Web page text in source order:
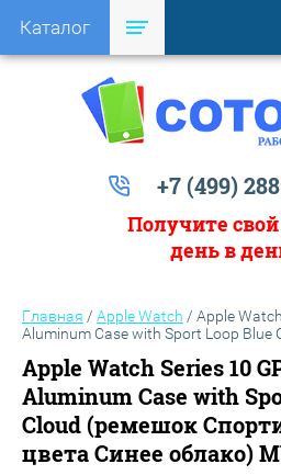
Каталог
+7 (499)
Получите свой
день в
Главная / Apple Watch / Apple
Aluminum Case with Sport Loop Blue
Apple Watch Series 10
Aluminum Case with
Cloud (ремешок
цвета Синее облако)